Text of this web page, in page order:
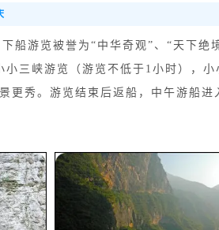
船游览被誉为“中华奇观”、“天下绝
小三峡游览（游览不低于1小时），
更秀。游览结束后返船，中午游船